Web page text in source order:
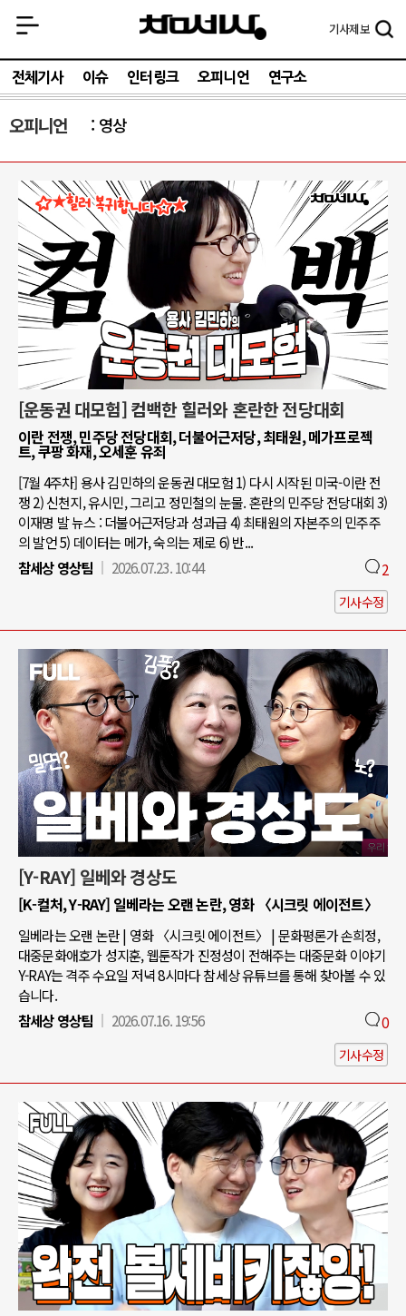
기사제보
전체기사 이슈 인터링크 오피니언 연구소
오피니언 영상
[운동권 대모험] 컴백한 힐러와 혼란한 전당대회
이란 전쟁, 민주당 전당대회, 더불어근저당, 최태원, 메가프로젝
트, 쿠팡 화재, 오세훈 유죄
[7월 4주차] 용사 김민하의 운동권 대모험 1) 다시 시작된 미국-이란 전
쟁 2) 신천지, 유시민, 그리고 정민철의 눈물. 혼란의 민주당 전당대회 3)
이재명 발 뉴스 : 더불어근저당과 성과급 4) 최태원의 자본주의 민주주
의 발언 5) 데이터는 메가, 숙의는 제로 6) 반...
참세상 영상팀
2026.07.23. 10:44 2
기사수정
[Y-RAY] 일베와 경상도
[K-컬처, Y-RAY] 일베라는 오랜 논란, 영화 〈시크릿 에이전트〉
일베라는 오랜 논란 | 영화 〈시크릿 에이전트〉 | 문화평론가 손희정,
대중문화애호가 성지훈, 웹툰작가 진정성이 전해주는 대중문화 이야기
Y-RAY는 격주 수요일 저녁 8시마다 참세상 유튜브를 통해 찾아볼 수 있
습니다.
참세상 영상팀
2026.07.16. 19:56 0
기사수정